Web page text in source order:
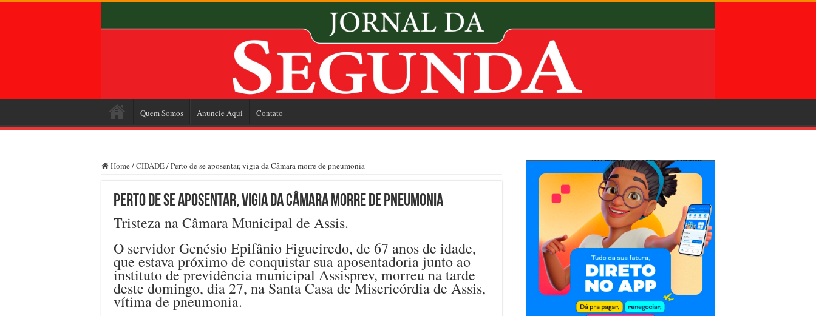
Quem Somos Anuncie Aqui Contato
Home /CIDADE/Perto de se aposentar, vigia da Câmara morre de pneumonia
Perto de se aposentar, vigia da Câmara morre de pneumonia
Tristeza na Câmara Municipal de Assis.
O servidor Genésio Epifânio Figueiredo, de 67 anos de idade,
que estava próximo de conquistar sua aposentadoria junto ao
instituto de previdência municipal Assisprev, morreu na tarde
deste domingo, dia 27, na Santa Casa de Misericórdia de Assis,
vítima de pneumonia.